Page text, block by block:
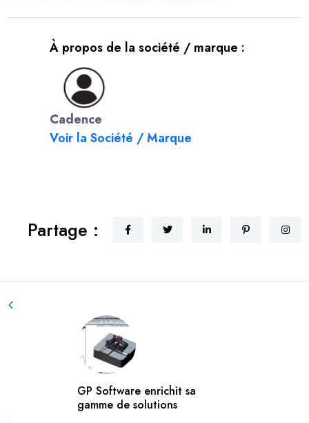
À propos de la société / marque :
Cadence
Voir la Société / Marque
Partage :
GP Software enrichit sa
gamme de solutions